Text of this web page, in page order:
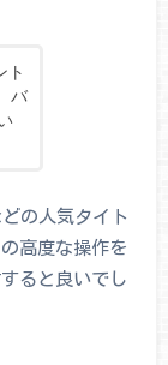
ト
バ
の人気タイト
高度な操作を
ると良いでし